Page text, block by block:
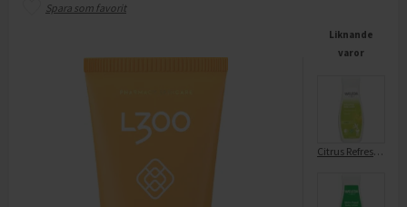
Spara som favorit
Liknande
varor
Citrus Refreshing Body Lotion